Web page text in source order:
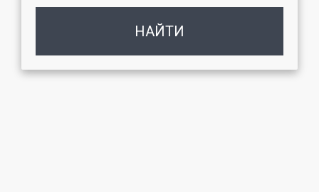
НАЙТИ